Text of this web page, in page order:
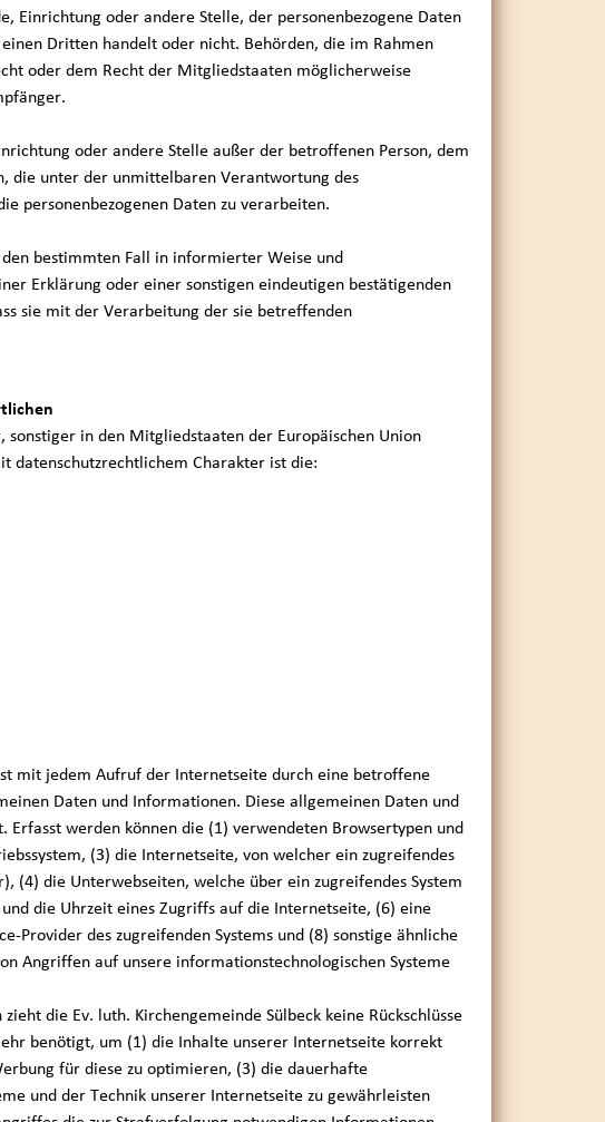
Einrichtung oder andere Stelle, der personenbezogene Daten
Dritten handelt oder nicht. Behörden, die im Rahmen
oder dem Recht der Mitgliedstaaten möglicherweise
oder andere Stelle außer der betroffenen Person, dem
die unter der unmittelbaren Verantwortung des
personenbezogenen Daten zu verarbeiten.
bestimmten Fall in informierter Weise und
Erklärung oder einer sonstigen eindeutigen bestätigenden
sie mit der Verarbeitung der sie betreffenden
in den Mitgliedstaaten der Europäischen Union
datenschutzrechtlichem Charakter ist die:
mit jedem Aufruf der Internetseite durch eine betroffene
Daten und Informationen. Diese allgemeinen Daten und
werden können die (1) verwendeten Browsertypen und
(3) die Internetseite, von welcher ein zugreifendes
(4) die Unterwebseiten, welche über ein zugreifendes System
die Uhrzeit eines Zugriffs auf die Internetseite, (6) eine
Provider des zugreifenden Systems und (8) sonstige ähnliche
Angriffen auf unsere informationstechnologischen Systeme
die Ev. luth. Kirchengemeinde Sülbeck keine Rückschlüsse
benötigt, um (1) die Inhalte unserer Internetseite korrekt
für diese zu optimieren, (3) die dauerhafte
und der Technik unserer Internetseite zu gewährleisten